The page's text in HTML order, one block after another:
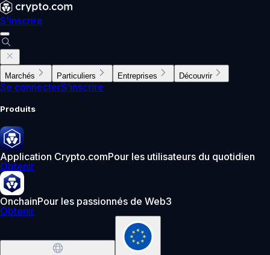
S'inscrire
Marchés Particuliers Entreprises Découvrir
Se connecterS'inscrire
Produits
Application Crypto.comPour les utilisateurs du quotidien
Obtenir
OnchainPour les passionnés de Web3
Obtenir